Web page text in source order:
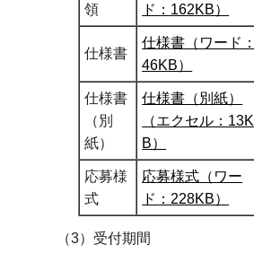
領
ド：162KB）
仕様書
仕様書（ワード：
46KB）
仕様書
（別
紙）
仕様書（別紙）
（エクセル：13K
B）
応募様
式
応募様式（ワー
ド：228KB）
（3）受付期間